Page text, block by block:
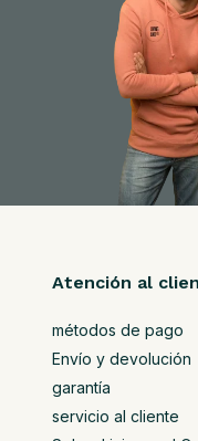
Atención al
métodos de pago
Envío y devolución
garantía
servicio al cliente